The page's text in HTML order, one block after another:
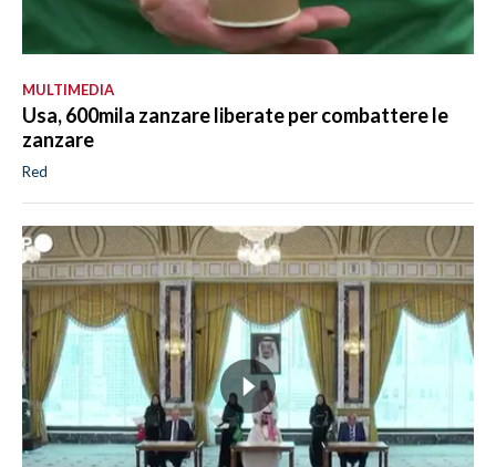
MULTIMEDIA
Usa, 600mila zanzare liberate per combattere le
zanzare
Red